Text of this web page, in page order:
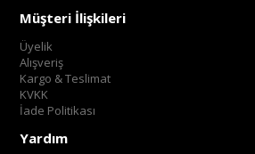
Müşteri İlişkileri
Üyelik
Alışveriş
Kargo & Teslimat
KVKK
İade Politikası
Yardım